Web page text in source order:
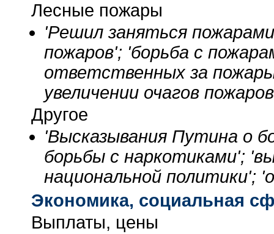
Лесные пожары
'Решил заняться
пожаров'; 'борьба с
ответственных за
увеличении очагов
Другое
'Высказывания Путина о
борьбы с наркотиками';
национальной политики';
Экономика, социальная
Выплаты, цены